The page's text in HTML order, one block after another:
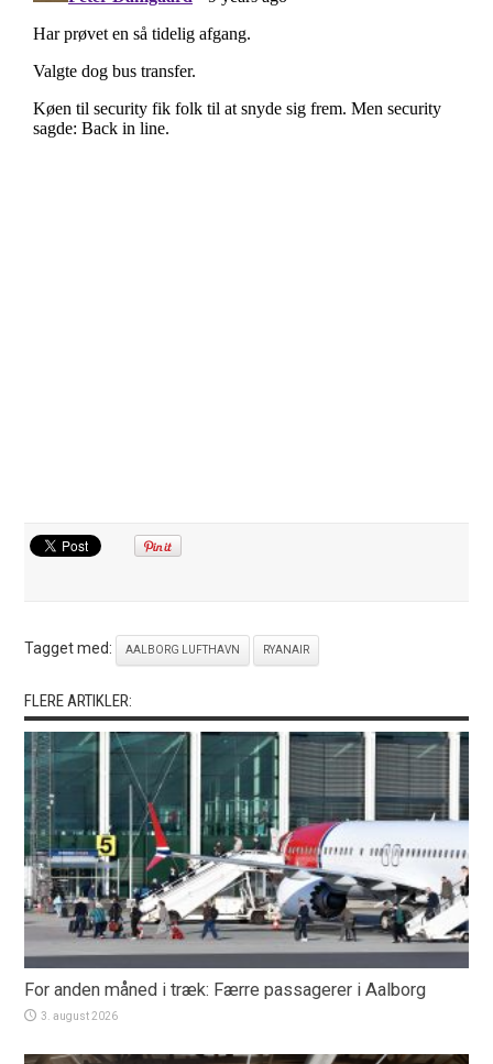
Tagget med: AALBORG LUFTHAVN RYANAIR
FLERE ARTIKLER:
For anden måned i træk: Færre passagerer i Aalborg
3. august 2026